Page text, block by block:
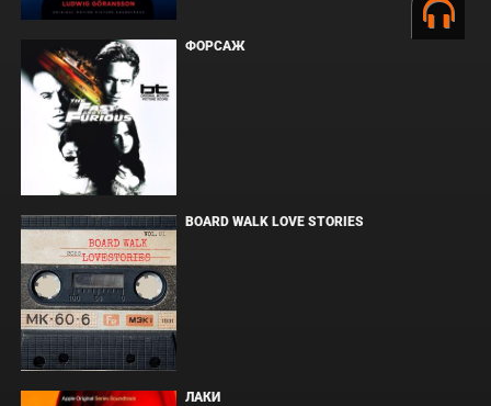
ФОРСАЖ
BOARD WALK LOVE STORIES
ЛАКИ